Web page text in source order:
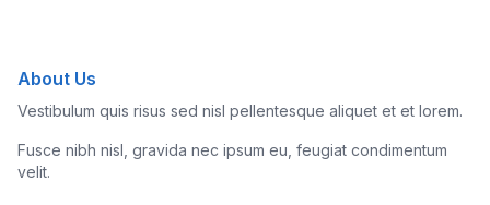
About Us
Vestibulum quis risus sed nisl pellentesque aliquet et et lorem.
Fusce nibh nisl, gravida nec ipsum eu, feugiat condimentum
velit.